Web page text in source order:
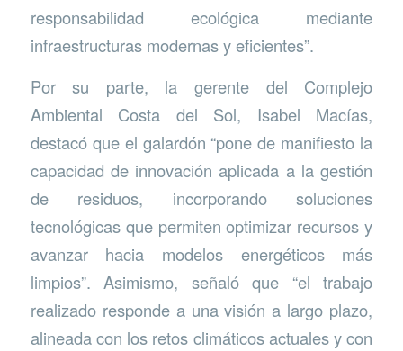
responsabilidad ecológica mediante
infraestructuras modernas y eficientes”.
Por su parte, la gerente del Complejo
Ambiental Costa del Sol, Isabel Macías,
destacó que el galardón “pone de manifiesto la
capacidad de innovación aplicada a la gestión
de residuos, incorporando soluciones
tecnológicas que permiten optimizar recursos y
avanzar hacia modelos energéticos más
limpios”. Asimismo, señaló que “el trabajo
realizado responde a una visión a largo plazo,
alineada con los retos climáticos actuales y con